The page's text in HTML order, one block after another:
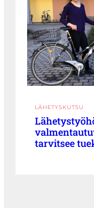
LÄHETYSKUTSU
tarvitsee